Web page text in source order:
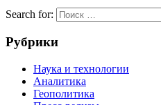
Search for:
Рубрики
Наука и технологии
Аналитика
Геополитика